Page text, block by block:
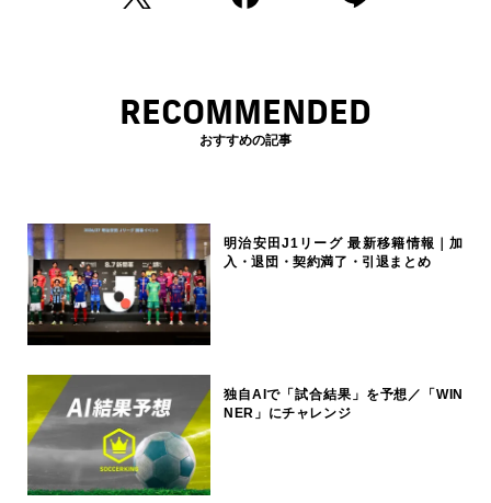
RECOMMENDED
おすすめの記事
明治安田J1リーグ 最新移籍情報｜加
入・退団・契約満了・引退まとめ
独自AIで「試合結果」を予想／「WIN
NER」にチャレンジ